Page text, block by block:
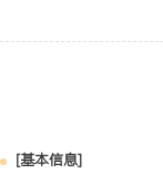
用异步复制与定期
5.体系标准化与推
[基本信息]